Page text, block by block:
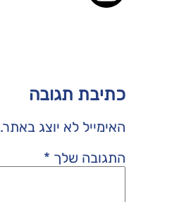
כתיבת תגובה
האימייל לא יוצג באתר.
התגובה שלך *